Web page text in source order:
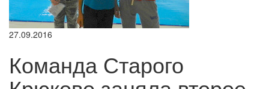
27.09.2016
Команда Старого